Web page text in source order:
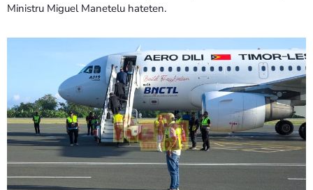
Ministru Miguel Manetelu hateten.